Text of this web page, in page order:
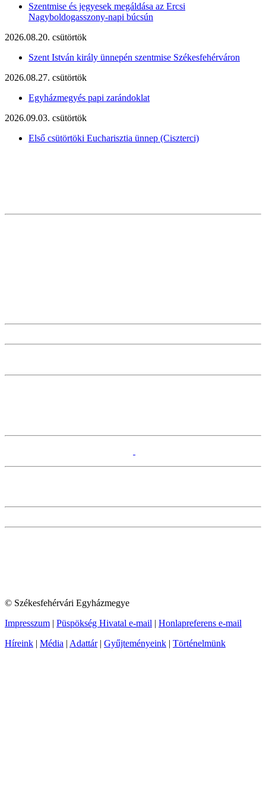
Szentmise és jegyesek megáldása az Ercsi
Nagyboldogasszony-napi búcsún
2026.08.20. csütörtök
Szent István király ünnepén szentmise Székesfehérváron
2026.08.27. csütörtök
Egyházmegyés papi zarándoklat
2026.09.03. csütörtök
Első csütörtöki Eucharisztia ünnep (Ciszterci)
© Székesfehérvári Egyházmegye
Impresszum | Püspökség Hivatal e-mail | Honlapreferens e-mail
Híreink | Média | Adattár| Gyűjteményeink | Történelmünk